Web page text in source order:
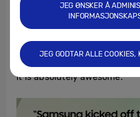
“One UI 7 is going to turn
an AI absolute powerhouse.
it is absolutely awesome.”
JEG ØNSKER Å
JEG GODTAR ALLE COOKIES,